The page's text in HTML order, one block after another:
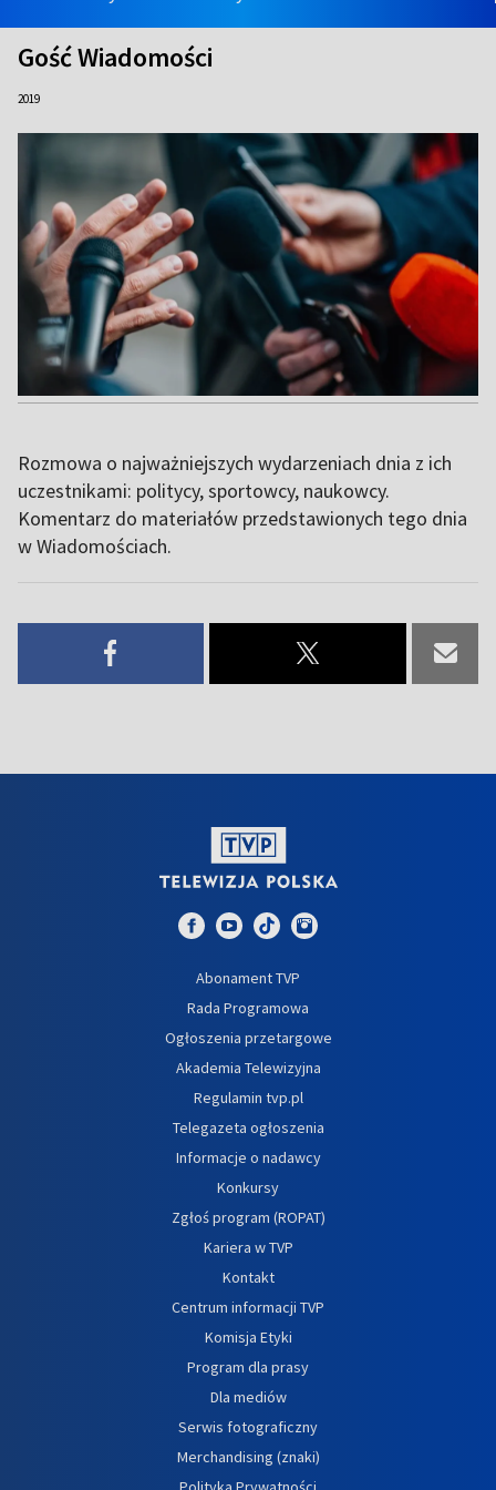
Gość Wiadomości
2019
Rozmowa o najważniejszych wydarzeniach dnia z ich
uczestnikami: politycy, sportowcy, naukowcy.
Komentarz do materiałów przedstawionych tego dnia
w Wiadomościach.
Abonament TVP
Rada Programowa
Ogłoszenia przetargowe
Akademia Telewizyjna
Regulamin tvp.pl
Telegazeta ogłoszenia
Informacje o nadawcy
Konkursy
Zgłoś program (ROPAT)
Kariera w TVP
Kontakt
Centrum informacji TVP
Komisja Etyki
Program dla prasy
Dla mediów
Serwis fotograficzny
Merchandising (znaki)